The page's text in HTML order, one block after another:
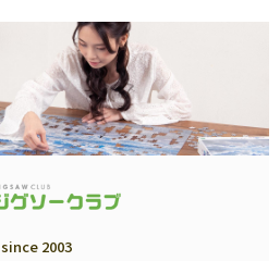
since 2003